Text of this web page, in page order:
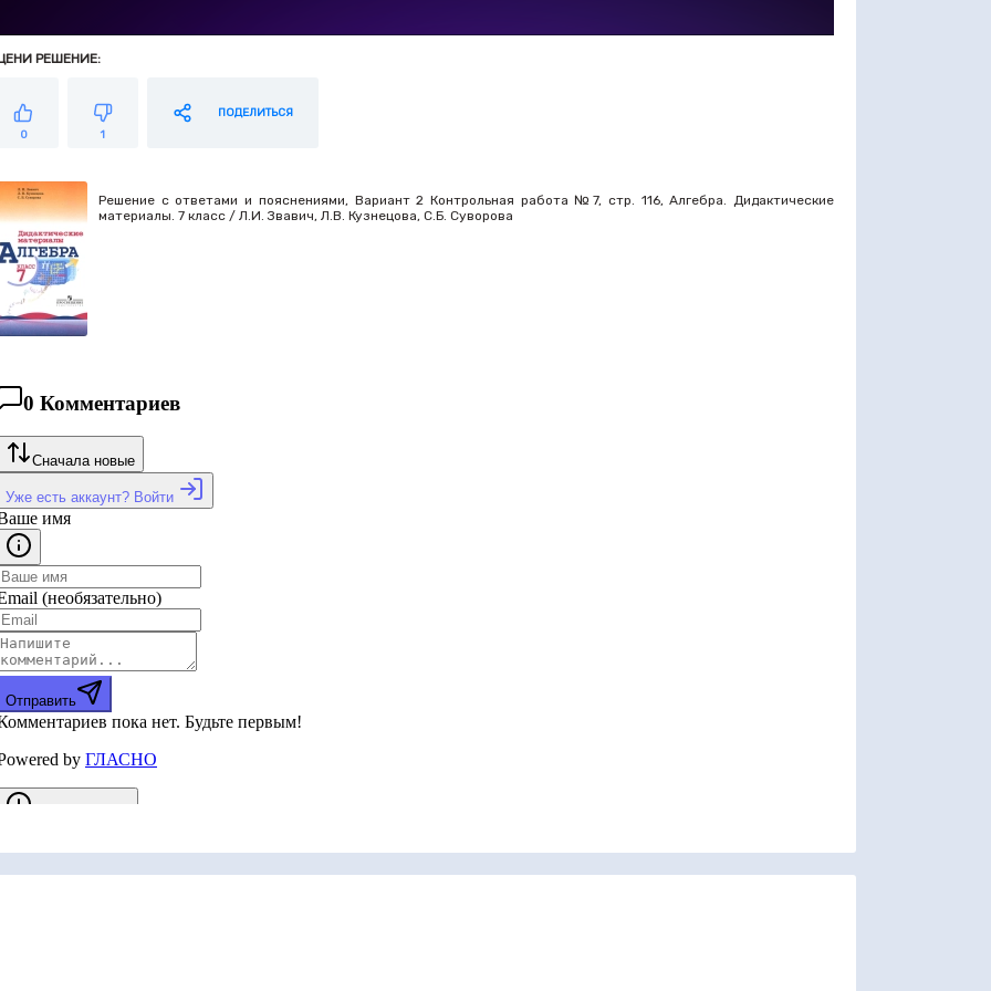
РЕШЕНИЕ:
0 1
ПОДЕЛИТЬСЯ
Решение с ответами и пояснениями, Вариант 2 Контрольная работа №7, стр. 116, Алгебра. Дидактические
материалы. 7 класс / Л.И. Звавич, Л.В. Кузнецова, С.Б. Суворова